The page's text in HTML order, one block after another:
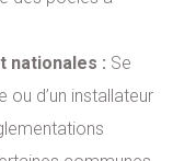
nationales : Se
ou d’un installateur